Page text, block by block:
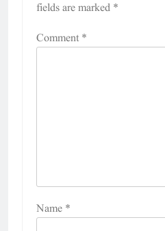
fields are marked *
Comment *
Name *